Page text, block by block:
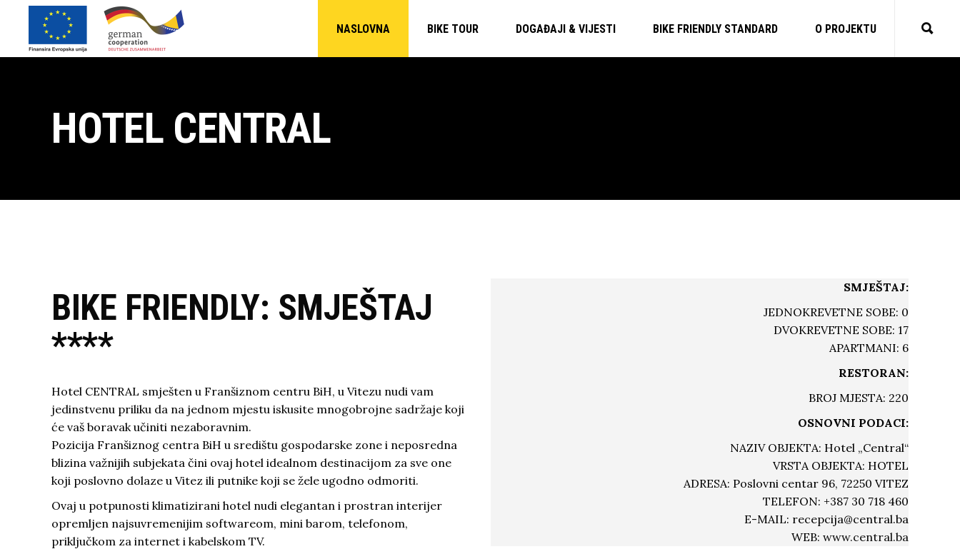
NASLOVNA BIKE TOUR DOGAĐAJI & VIJESTI BIKE FRIENDLY STANDARD O PROJEKTU
HOTEL CENTRAL
BIKE FRIENDLY: SMJEŠTAJ
****
Hotel CENTRAL smješten u Franšiznom centru BiH, u Vitezu nudi vam
jedinstvenu priliku da na jednom mjestu iskusite mnogobrojne sadržaje koji
će vaš boravak učiniti nezaboravnim.
Pozicija Franšiznog centra BiH u središtu gospodarske zone i neposredna
blizina važnijih subjekata čini ovaj hotel idealnom destinacijom za sve one
koji poslovno dolaze u Vitez ili putnike koji se žele ugodno odmoriti.
Ovaj u potpunosti klimatizirani hotel nudi elegantan i prostran interijer
opremljen najsuvremenijim softwareom, mini barom, telefonom,
priključkom za internet i kabelskom TV.
SMJEŠTAJ:
JEDNOKREVETNE SOBE: 0
DVOKREVETNE SOBE: 17
APARTMANI: 6
RESTORAN:
BROJ MJESTA: 220
OSNOVNI PODACI:
NAZIV OBJEKTA: Hotel „Central“
VRSTA OBJEKTA: HOTEL
ADRESA: Poslovni centar 96, 72250 VITEZ
TELEFON: +387 30 718 460
E-MAIL: recepcija@central.ba
WEB: www.central.ba